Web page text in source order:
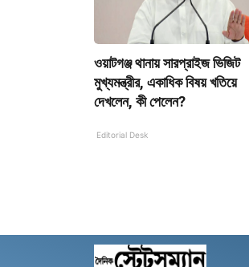
ওয়াটগঞ্জ থানায় সারপ্রাইজ ভিজিট
মুখ্যমন্ত্রীর, একাধিক বিষয় খতিয়ে
দেখলেন, কী পেলেন?
Editorial Desk